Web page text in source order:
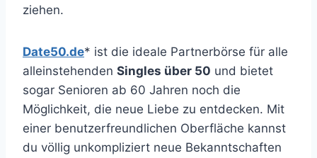
ziehen.
Date50.de* ist die ideale Partnerbörse für alle
alleinstehenden Singles über 50 und bietet
sogar Senioren ab 60 Jahren noch die
Möglichkeit, die neue Liebe zu entdecken. Mit
einer benutzerfreundlichen Oberfläche kannst
du völlig unkompliziert neue Bekanntschaften